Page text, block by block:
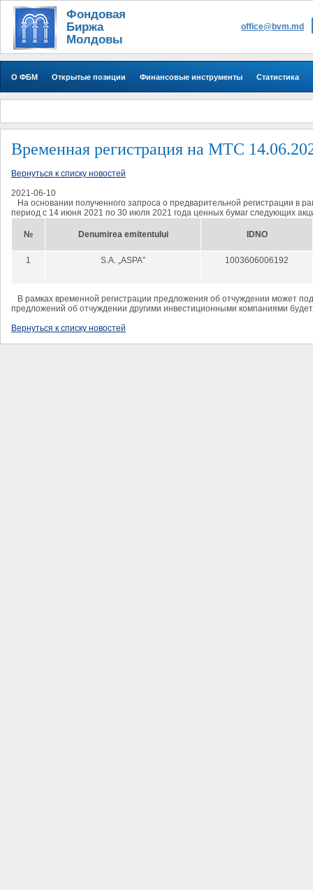
Фондовая
Биржа
Молдовы
office@bvm.md
О ФБМ Открытые позиции Финансовые инструменты Статистика
Временная регистрация на МТС
Вернуться к списку новостей
2021-06-10
На основании полученного запроса о предварительной регистрации в
период с 14 июня 2021 по 30 июля 2021 года ценных бумаг следующих
№ Denumirea emitentului IDNO
1 S.A. „ASPA” 1003606006192
В рамках временной регистрации предложения об отчуждении может
предложений об отчуждении другими инвестиционными компаниями
Вернуться к списку новостей